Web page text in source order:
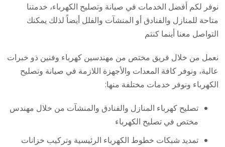
نوفر لكم أفضل الخدمات في صيانة وتصليح الكهرباء، خدمتنا
متاحة للمنازل والفنادق أو المنشآت والفلل أيضاً لذلك يمكنك
التواصل معنا أينما كنتم
نعمل من خلال فريق مختص من مهندسين كهرباء وفنين ذو خبرات
عالية، ونوفر كافة المعدات والأجهزة اللازمة في صيانة وتصليح
الكهرباء ونوفر خدمات مختلفة منها:
تصليح كهرباء المنازل والفنادق والمنشآت من خلال مهندس
مختص في تصليح الكهرباء
تمديد شبكات خطوط الكهرباء الرئيسية وتركيب خزانات